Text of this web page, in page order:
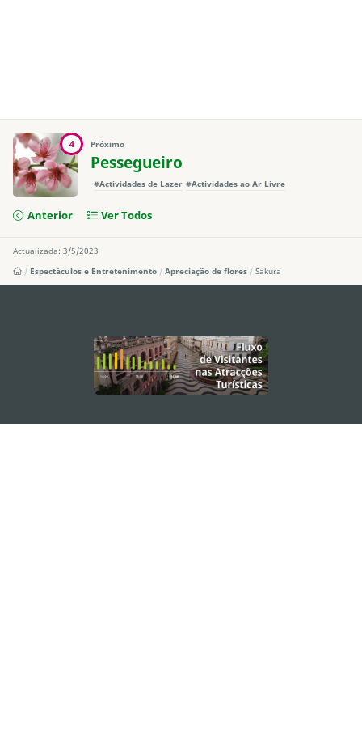
4 Próximo
Pessegueiro
#Actividades de Lazer #Actividades ao Ar Livre
Anterior Ver Todos
Actualizada: 3/5/2023
Espectáculos e Entretenimento
Apreciação de flores Sakura
external links